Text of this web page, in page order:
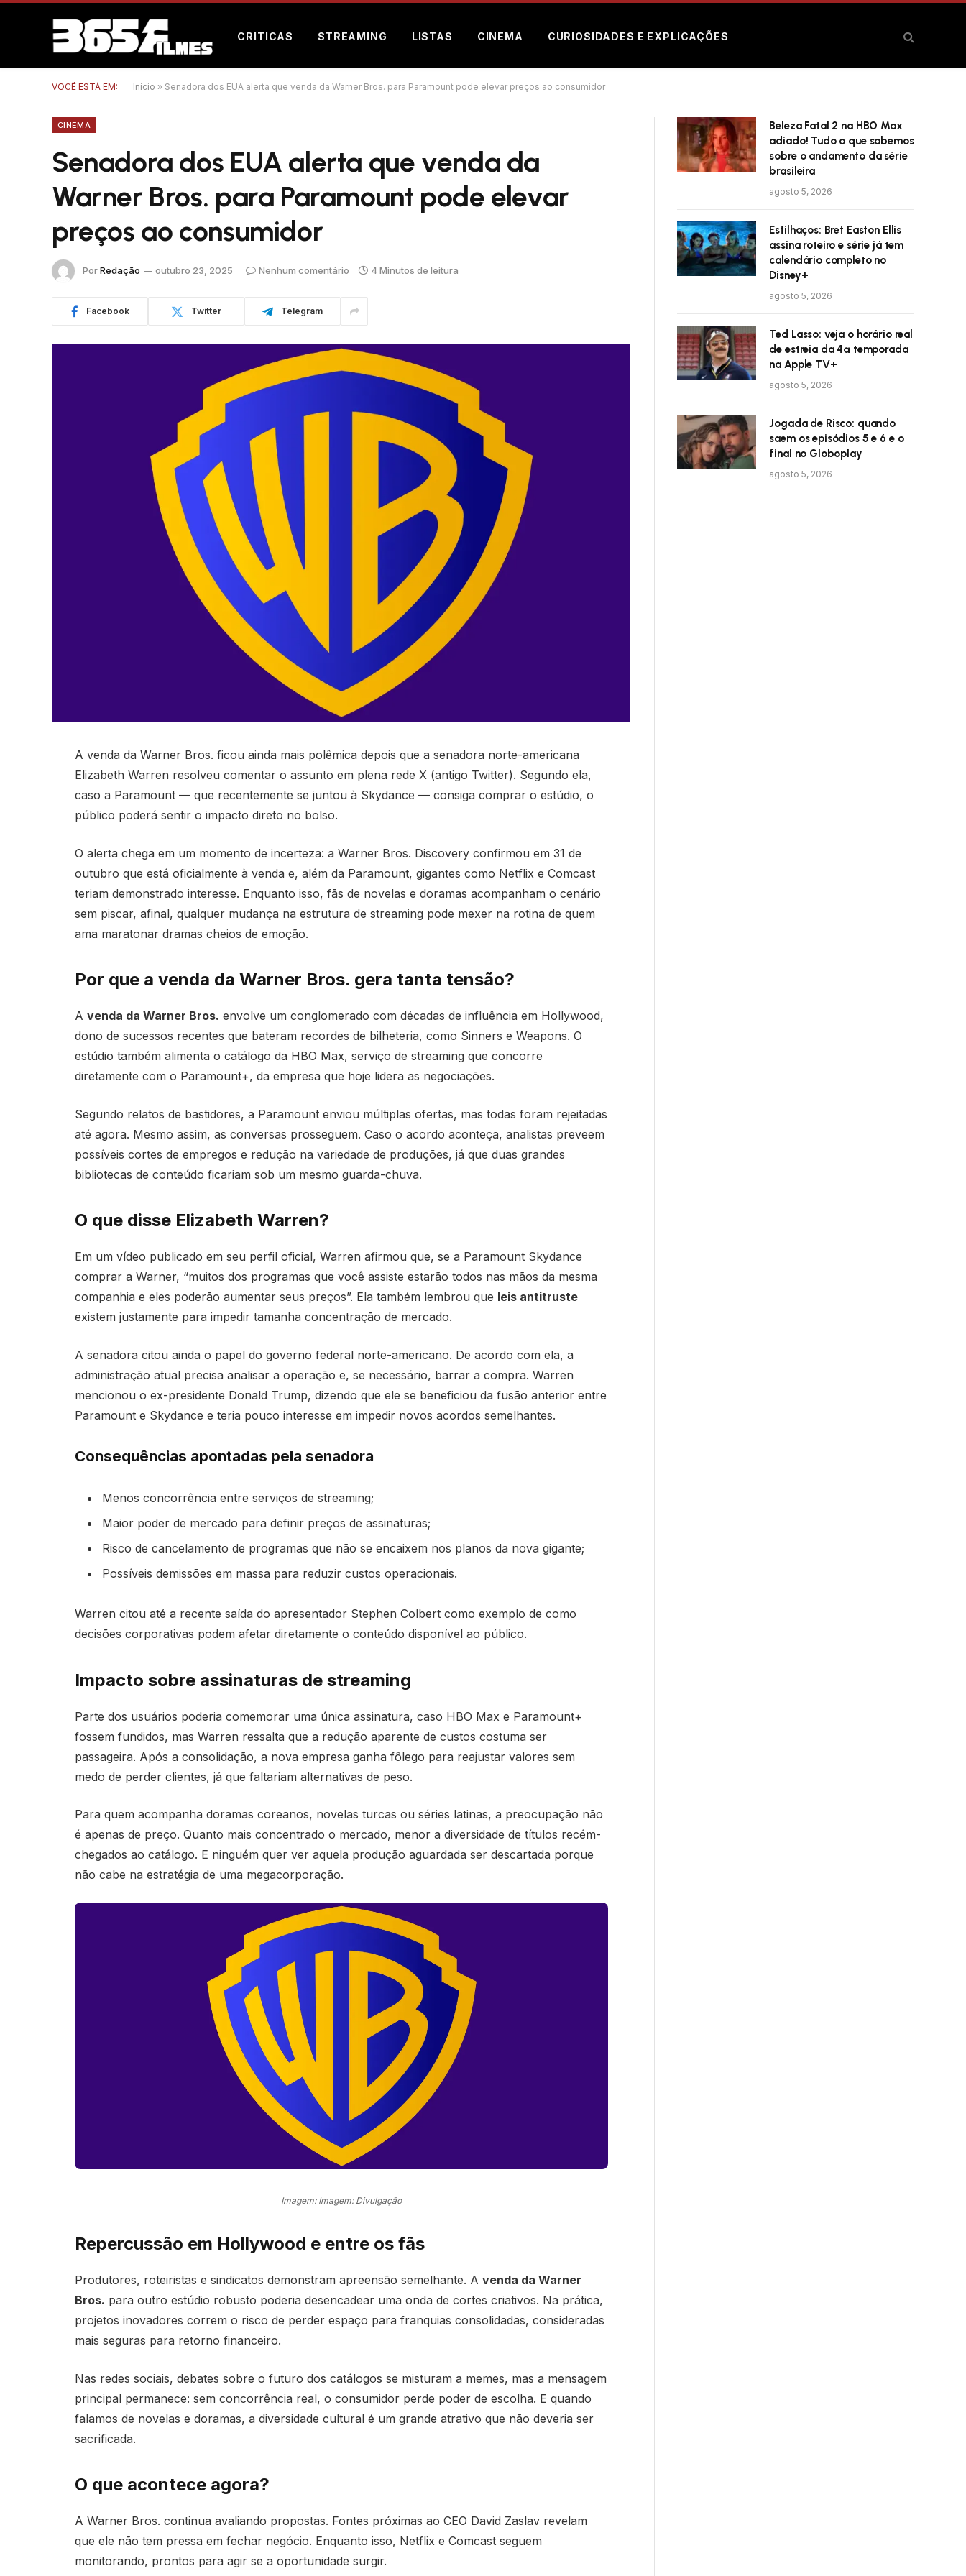
CRITICAS STREAMING LISTAS CINEMA CURIOSIDADES E EXPLICAÇÕES
VOCÊ ESTÁ EM: Início » Senadora dos EUA alerta que venda da Warner Bros. para Paramount pode elevar preços ao consumidor
CINEMA
Senadora dos EUA alerta que venda da
Warner Bros. para Paramount pode elevar
preços ao consumidor
PorRedação outubro 23, 2025 Nenhum comentário 4 Minutos de leitura
Facebook Twitter Telegram
A venda da Warner Bros. ficou ainda mais polêmica depois que a senadora norte-americana
Elizabeth Warren resolveu comentar o assunto em plena rede X (antigo Twitter). Segundo ela,
caso a Paramount — que recentemente se juntou à Skydance — consiga comprar o estúdio, o
público poderá sentir o impacto direto no bolso.
O alerta chega em um momento de incerteza: a Warner Bros. Discovery confirmou em 31 de
outubro que está oficialmente à venda e, além da Paramount, gigantes como Netflix e Comcast
teriam demonstrado interesse. Enquanto isso, fãs de novelas e doramas acompanham o cenário
sem piscar, afinal, qualquer mudança na estrutura de streaming pode mexer na rotina de quem
ama maratonar dramas cheios de emoção.
Por que a venda da Warner Bros. gera tanta tensão?
A venda da Warner Bros. envolve um conglomerado com décadas de influência em Hollywood,
dono de sucessos recentes que bateram recordes de bilheteria, como Sinners e Weapons. O
estúdio também alimenta o catálogo da HBO Max, serviço de streaming que concorre
diretamente com o Paramount+, da empresa que hoje lidera as negociações.
Segundo relatos de bastidores, a Paramount enviou múltiplas ofertas, mas todas foram rejeitadas
até agora. Mesmo assim, as conversas prosseguem. Caso o acordo aconteça, analistas preveem
possíveis cortes de empregos e redução na variedade de produções, já que duas grandes
bibliotecas de conteúdo ficariam sob um mesmo guarda-chuva.
O que disse Elizabeth Warren?
Em um vídeo publicado em seu perfil oficial, Warren afirmou que, se a Paramount Skydance
comprar a Warner, “muitos dos programas que você assiste estarão todos nas mãos da mesma
companhia e eles poderão aumentar seus preços”. Ela também lembrou que leis antitruste
existem justamente para impedir tamanha concentração de mercado.
A senadora citou ainda o papel do governo federal norte-americano. De acordo com ela, a
administração atual precisa analisar a operação e, se necessário, barrar a compra. Warren
mencionou o ex-presidente Donald Trump, dizendo que ele se beneficiou da fusão anterior entre
Paramount e Skydance e teria pouco interesse em impedir novos acordos semelhantes.
Consequências apontadas pela senadora
Menos concorrência entre serviços de streaming;
Maior poder de mercado para definir preços de assinaturas;
Risco de cancelamento de programas que não se encaixem nos planos da nova gigante;
Possíveis demissões em massa para reduzir custos operacionais.
Warren citou até a recente saída do apresentador Stephen Colbert como exemplo de como
decisões corporativas podem afetar diretamente o conteúdo disponível ao público.
Impacto sobre assinaturas de streaming
Parte dos usuários poderia comemorar uma única assinatura, caso HBO Max e Paramount+
fossem fundidos, mas Warren ressalta que a redução aparente de custos costuma ser
passageira. Após a consolidação, a nova empresa ganha fôlego para reajustar valores sem
medo de perder clientes, já que faltariam alternativas de peso.
Para quem acompanha doramas coreanos, novelas turcas ou séries latinas, a preocupação não
é apenas de preço. Quanto mais concentrado o mercado, menor a diversidade de títulos recém-
chegados ao catálogo. E ninguém quer ver aquela produção aguardada ser descartada porque
não cabe na estratégia de uma megacorporação.
Imagem: Imagem: Divulgação
Repercussão em Hollywood e entre os fãs
Produtores, roteiristas e sindicatos demonstram apreensão semelhante. A venda da Warner
Bros. para outro estúdio robusto poderia desencadear uma onda de cortes criativos. Na prática,
projetos inovadores correm o risco de perder espaço para franquias consolidadas, consideradas
mais seguras para retorno financeiro.
Nas redes sociais, debates sobre o futuro dos catálogos se misturam a memes, mas a mensagem
principal permanece: sem concorrência real, o consumidor perde poder de escolha. E quando
falamos de novelas e doramas, a diversidade cultural é um grande atrativo que não deveria ser
sacrificada.
O que acontece agora?
A Warner Bros. continua avaliando propostas. Fontes próximas ao CEO David Zaslav revelam
que ele não tem pressa em fechar negócio. Enquanto isso, Netflix e Comcast seguem
monitorando, prontos para agir se a oportunidade surgir.
Beleza Fatal 2 na HBO Max
adiado! Tudo o que sabemos
sobre o andamento da série
brasileira
agosto 5, 2026
Estilhaços: Bret Easton Ellis
assina roteiro e série já tem
calendário completo no
Disney+
agosto 5, 2026
Ted Lasso: veja o horário real
de estreia da 4ª temporada
na Apple TV+
agosto 5, 2026
Jogada de Risco: quando
saem os episódios 5 e 6 e o
final no Globoplay
agosto 5, 2026